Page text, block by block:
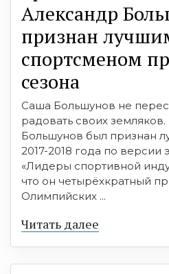
Александр
признан
спортсменом
сезона
Саша Большунов не
радовать своих земляков.
Большунов был признан
2017-2018 года по версии
«Лидеры спортивной
что он четырёхкратный
Олимпийских ...
Читать далее